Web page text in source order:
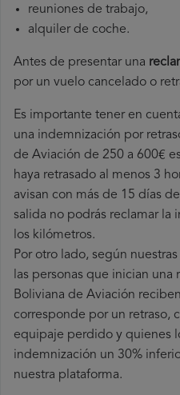
reuniones de trabajo,
alquiler de coche.
Antes de presentar una
por un vuelo cancelado o
Es importante tener en
una indemnización por
de Aviación de 250 a 600€
haya retrasado al menos 3
avisan con más de 15 días
salida no podrás reclamar la
los kilómetros.
Por otro lado, según
las personas que inician una
Boliviana de Aviación
corresponde por un retraso,
equipaje perdido y quienes
indemnización un 30%
nuestra plataforma.